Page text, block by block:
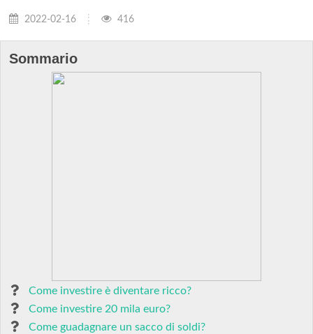
2022-02-16 416
Sommario
Come investire è diventare ricco?
Come investire 20 mila euro?
Come guadagnare un sacco di soldi?